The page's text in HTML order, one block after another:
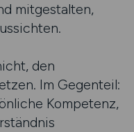
mitgestalten,
den
Im Gegenteil:
Kompetenz,